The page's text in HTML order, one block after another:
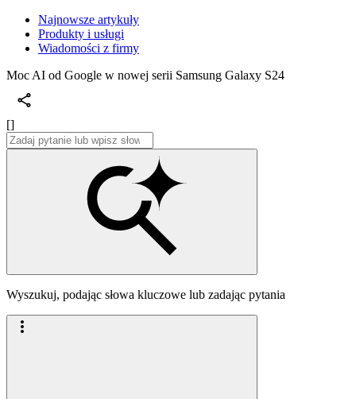
Najnowsze artykuły
Produkty i usługi
Wiadomości z firmy
Moc AI od Google w nowej serii Samsung Galaxy S24
[]
Wyszukuj, podając słowa kluczowe lub zadając pytania